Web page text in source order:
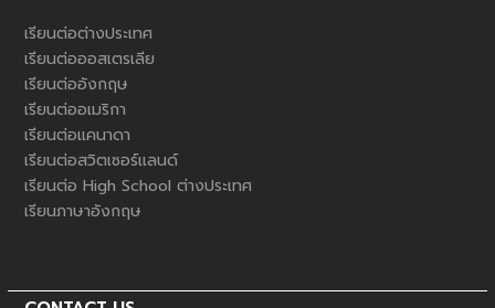
เรียนต่อต่างประเทศ
เรียนต่อออสเตรเลีย
เรียนต่ออังกฤษ
เรียนต่ออเมริกา
เรียนต่อแคนาดา
เรียนต่อสวิตเซอร์แลนด์
เรียนต่อ High School ต่างประเทศ
เรียนภาษาอังกฤษ